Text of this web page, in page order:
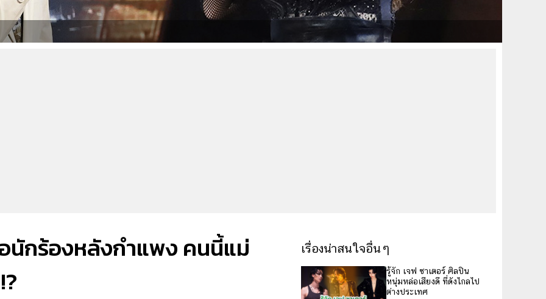
อนักร้องหลังกำแพง คนนี้แม่
เรื่องน่าสนใจอื่นๆ
รู้จัก เจฟ ซาเตอร์ ศิลปิน
หนุ่มหล่อเสียงดี ที่ดังไกลไป
ต่างประเทศ